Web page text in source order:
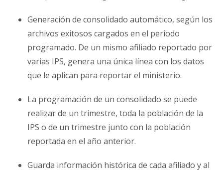
Generación de consolidado automático, según los
archivos exitosos cargados en el periodo
programado. De un mismo afiliado reportado por
varias IPS, genera una única línea con los datos
que le aplican para reportar el ministerio.
La programación de un consolidado se puede
realizar de un trimestre, toda la población de la
IPS o de un trimestre junto con la población
reportada en el año anterior.
Guarda información histórica de cada afiliado y al